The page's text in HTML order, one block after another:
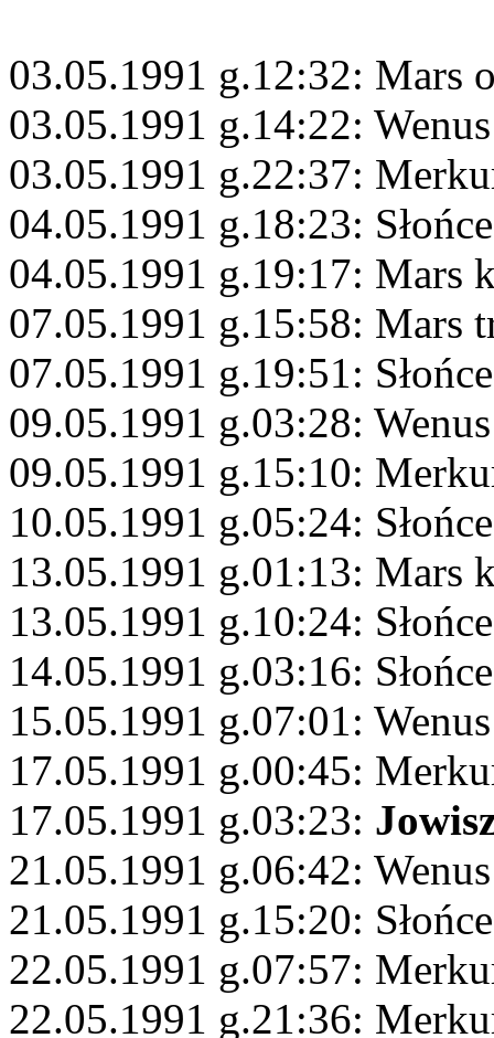
03.05.1991 g.12:32: Mars
03.05.1991 g.14:22:
03.05.1991 g.22:37:
04.05.1991 g.18:23:
04.05.1991 g.19:17: Mars
07.05.1991 g.15:58: Mars
07.05.1991 g.19:51:
09.05.1991 g.03:28:
09.05.1991 g.15:10:
10.05.1991 g.05:24:
13.05.1991 g.01:13: Mars
13.05.1991 g.10:24:
14.05.1991 g.03:16:
15.05.1991 g.07:01:
17.05.1991 g.00:45:
17.05.1991 g.03:23:
21.05.1991 g.06:42:
21.05.1991 g.15:20:
22.05.1991 g.07:57:
22.05.1991 g.21:36: